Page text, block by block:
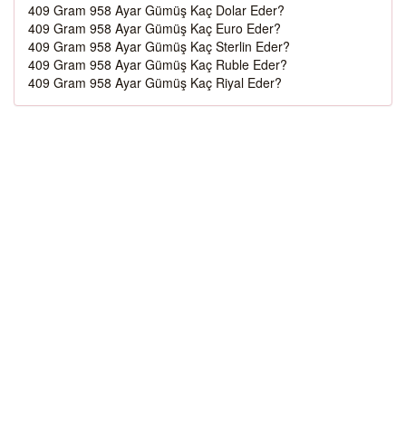
409 Gram 958 Ayar Gümüş Kaç Dolar Eder?
409 Gram 958 Ayar Gümüş Kaç Euro Eder?
409 Gram 958 Ayar Gümüş Kaç Sterlin Eder?
409 Gram 958 Ayar Gümüş Kaç Ruble Eder?
409 Gram 958 Ayar Gümüş Kaç Riyal Eder?